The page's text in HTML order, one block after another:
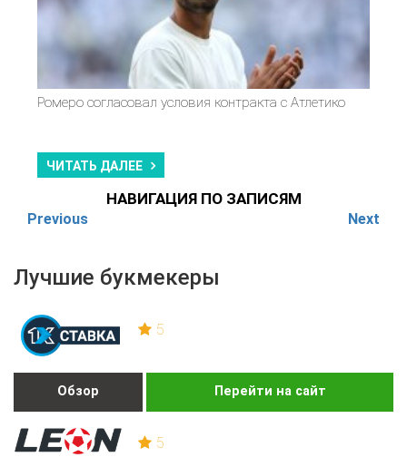
Лучшие букмекеры
5
Обзор Перейти на сайт
5
Ромеро согласовал условия контракта с Атлетико
ЧИТАТЬ ДАЛЕЕ
НАВИГАЦИЯ ПО ЗАПИСЯМ
Previous Next